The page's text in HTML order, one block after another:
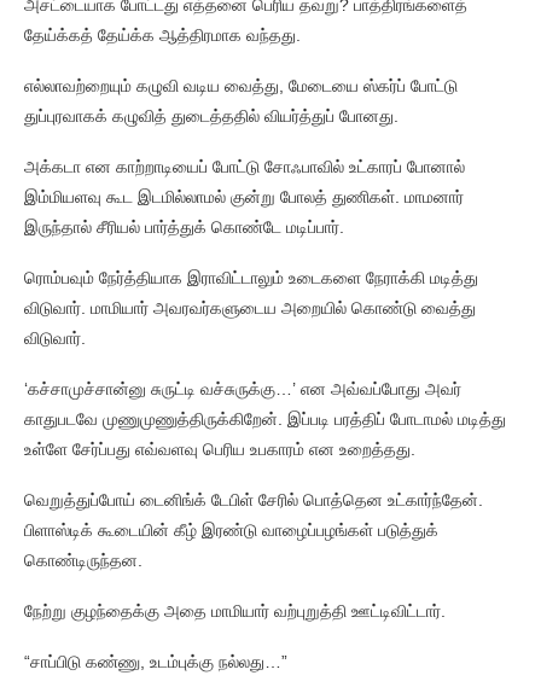
அசட்டையாக போட்டது எத்தனை பெரிய தவறு? பாத்திரங்களைத்
தேய்க்கத் தேய்க்க ஆத்திரமாக வந்தது.
எல்லாவற்றையும் கழுவி வடிய வைத்து, மேடையை ஸ்கர்ப் போட்டு
துப்புரவாகக் கழுவித் துடைத்ததில் வியர்த்துப் போனது.
அக்கடா என காற்றாடியைப் போட்டு சோஃபாவில் உட்காரப் போனால்
இம்மியளவு கூட இடமில்லாமல் குன்று போலத் துணிகள். மாமனார்
இருந்தால் சீரியல் பார்த்துக் கொண்டே மடிப்பார்.
ரொம்பவும் நேர்த்தியாக இராவிட்டாலும் உடைகளை நேராக்கி மடித்து
விடுவார். மாமியார் அவரவர்களுடைய அறையில் கொண்டு வைத்து
விடுவார்.
‘கச்சாமுச்சான்னு சுருட்டி வச்சுருக்கு…’ என அவ்வப்போது அவர்
காதுபடவே முணுமுணுத்திருக்கிறேன். இப்படி பரத்திப் போடாமல் மடித்து
உள்ளே சேர்ப்பது எவ்வளவு பெரிய உபகாரம் என உறைத்தது.
வெறுத்துப்போய் டைனிங்க் டேபிள் சேரில் பொத்தென உட்கார்ந்தேன்.
பிளாஸ்டிக் கூடையின் கீழ் இரண்டு வாழைப்பழங்கள் படுத்துக்
கொண்டிருந்தன.
நேற்று குழந்தைக்கு அதை மாமியார் வற்புறுத்தி ஊட்டிவிட்டார்.
“சாப்பிடு கண்ணு, உடம்புக்கு நல்லது…”